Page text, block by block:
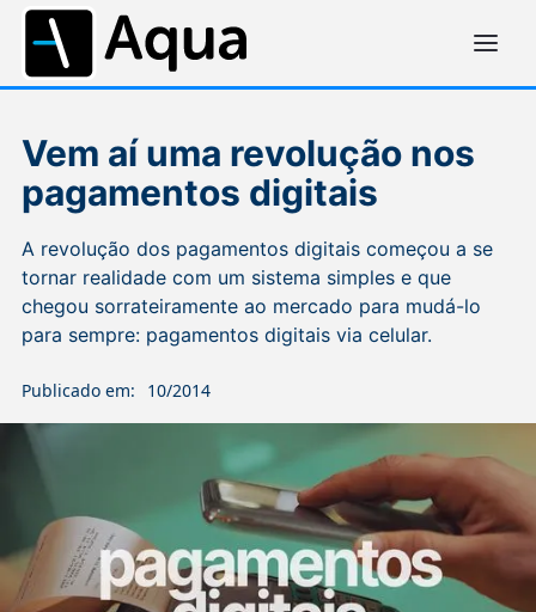
Vem aí uma revolução nos
pagamentos digitais
A revolução dos pagamentos digitais começou a se
tornar realidade com um sistema simples e que
chegou sorrateiramente ao mercado para mudá-lo
para sempre: pagamentos digitais via celular.
Publicado em: 10/2014